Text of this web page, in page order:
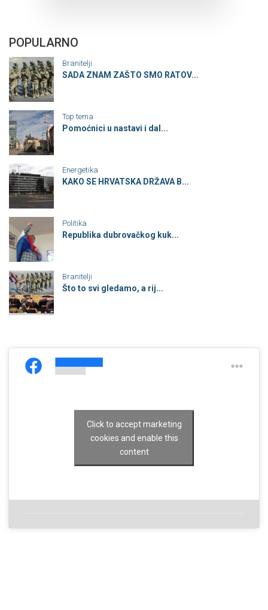
POPULARNO
Branitelji
SADA ZNAM ZAŠTO SMO RATOV...
Top tema
Pomoćnici u nastavi i dal...
Energetika
KAKO SE HRVATSKA DRŽAVA B...
Politika
Republika dubrovačkog kuk...
Branitelji
Što to svi gledamo, a rij...
Click to accept marketing
cookies and enable this
content